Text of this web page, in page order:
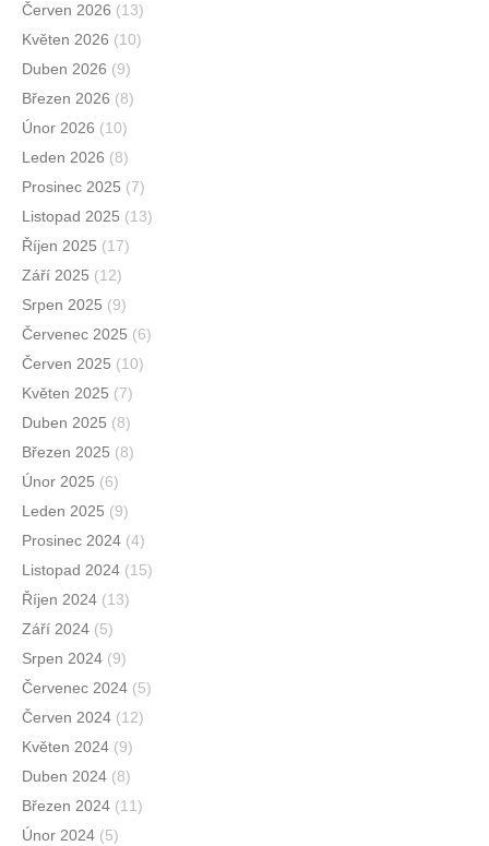
Červen 2026 (13)
Květen 2026 (10)
Duben 2026 (9)
Březen 2026 (8)
Únor 2026 (10)
Leden 2026 (8)
Prosinec 2025 (7)
Listopad 2025 (13)
Říjen 2025 (17)
Září 2025 (12)
Srpen 2025 (9)
Červenec 2025 (6)
Červen 2025 (10)
Květen 2025 (7)
Duben 2025 (8)
Březen 2025 (8)
Únor 2025 (6)
Leden 2025 (9)
Prosinec 2024 (4)
Listopad 2024 (15)
Říjen 2024 (13)
Září 2024 (5)
Srpen 2024 (9)
Červenec 2024 (5)
Červen 2024 (12)
Květen 2024 (9)
Duben 2024 (8)
Březen 2024 (11)
Únor 2024 (5)